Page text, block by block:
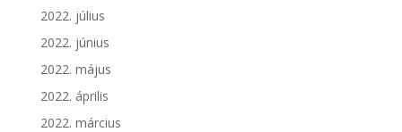
2022. július
2022. június
2022. május
2022. április
2022. március